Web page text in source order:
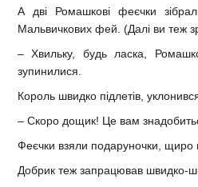
А дві Ромашкові феєчки
Мальвичкових фей. (Далі ви теж
– Хвильку, будь ласка,
зупинилися.
Король швидко підлетів,
– Скоро дощик! Це вам
Феєчки взяли подаруночки, щиро
Добрик теж запрацював швидко-